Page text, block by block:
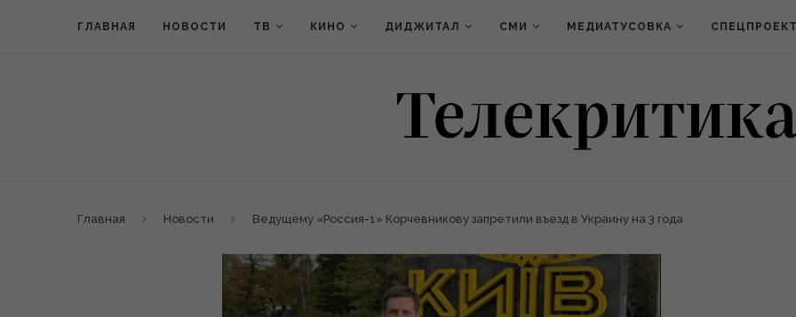
ГЛАВНАЯ НОВОСТИ ТВ КИНО ДИДЖИТАЛ СМИ МЕДИАТУСОВКА
Главная Новости Ведущему «Россия-1» Корчевникову запретили въезд в Украину на 3 года